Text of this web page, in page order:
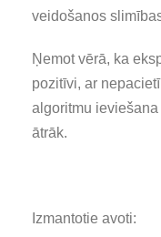
veidošanos
Ņemot vērā, ka
pozitīvi, ar
algoritmu
ātrāk.
Izmantotie avoti: